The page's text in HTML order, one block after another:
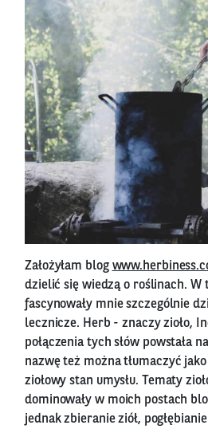
Założyłam blog
dzielić się wiedzą o roślinach. W
fascynowały mnie szczególnie
lecznicze. Herb - znaczy zioło,
połączenia tych słów powstała
nazwę też można tłumaczyć
ziołowy stan umysłu. Tematy
dominowały w moich postach
jednak zbieranie ziół,